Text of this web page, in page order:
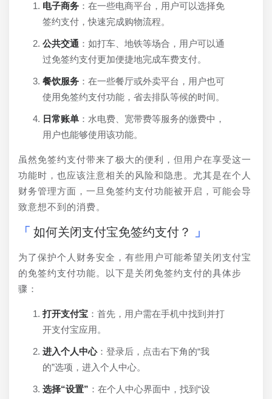
电子商务 ：在一些电商平台，用户可以选择免
签约支付，快速完成购物流程。
公共交通 ：如打车、地铁等场合，用户可以通
过免签约支付更加便捷地完成车费支付。
餐饮服务 ：在一些餐厅或外卖平台，用户也可
使用免签约支付功能，省去排队等候的时间。
日常账单 ：水电费、宽带费等服务的缴费中，
用户也能够使用该功能。
虽然免签约支付带来了极大的便利，但用户在享受这一
功能时，也应该注意相关的风险和隐患。尤其是在个人
财务管理方面，一旦免签约支付功能被开启，可能会导
致意想不到的消费。
如何关闭支付宝免签约支付？
为了保护个人财务安全，有些用户可能希望关闭支付宝
的免签约支付功能。以下是关闭免签约支付的具体步
骤：
打开支付宝 ：首先，用户需在手机中找到并打
开支付宝应用。
进入个人中心：登录后，点击右下角的“我
的”选项，进入个人中心。
选择“设置” ：在个人中心界面中，找到“设